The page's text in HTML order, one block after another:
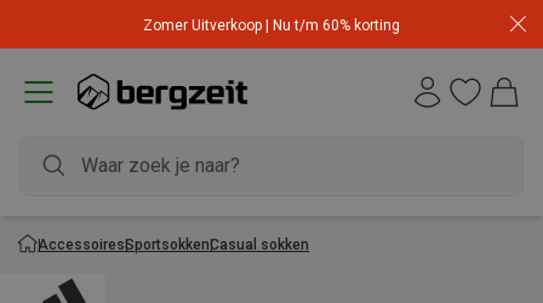
Zomer Uitverkoop | Nu t/m 60% korting
AccessoiresSportsokkenCasual sokken